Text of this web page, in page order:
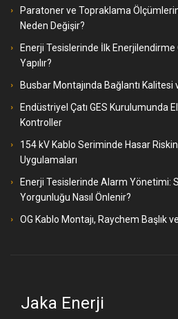
Paratoner ve Topraklama
Neden Değişir?
Enerji Tesislerinde İlk Enerjilendirme
Yapılır?
Busbar Montajında Bağlantı Kalitesi
Endüstriyel Çatı GES Kurulumunda
Kontroller
154 kV Kablo Seriminde Hasar
Uygulamaları
Enerji Tesislerinde Alarm Yönetimi:
Yorgunluğu Nasıl Önlenir?
OG Kablo Montajı, Raychem Başlık
Jaka Enerji